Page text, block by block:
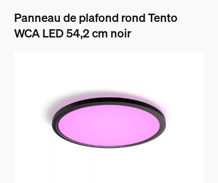
Panneau de plafond rond Tento
WCA LED 54,2 cm noir